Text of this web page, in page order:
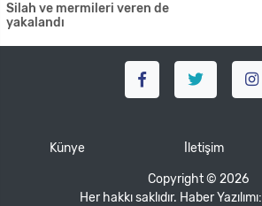
Silah ve mermileri veren de
yakalandı
Künye İletişim
Copyright © 2026
Her hakkı saklıdır. Haber Yazılımı: